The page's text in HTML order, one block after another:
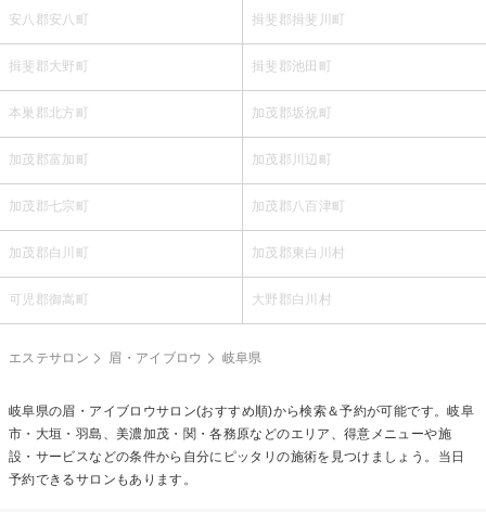
安八郡安八町 揖斐郡揖斐川町
揖斐郡大野町 揖斐郡池田町
本巣郡北方町 加茂郡坂祝町
加茂郡富加町 加茂郡川辺町
加茂郡七宗町 加茂郡八百津町
加茂郡白川町 加茂郡東白川村
可児郡御嵩町 大野郡白川村
エステサロン 眉・アイブロウ 岐阜県
岐阜県の眉・アイブロウサロン(おすすめ順)から検索＆予約が可能です。岐阜
市・大垣・羽島、美濃加茂・関・各務原などのエリア、得意メニューや施
設・サービスなどの条件から自分にピッタリの施術を見つけましょう。当日
予約できるサロンもあります。